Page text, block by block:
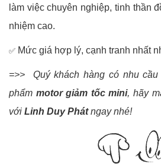
làm việc chuyên nghiệp, tinh thần
nhiệm cao.
✅ Mức giá hợp lý, cạnh tranh nhất
=>> Quý khách hàng có nhu
phẩm motor giảm tốc mini, hãy
với Linh Duy Phátngay nhé!